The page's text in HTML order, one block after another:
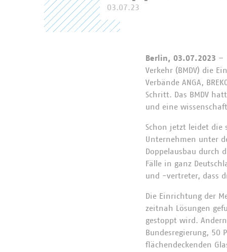
03.07.23
Berlin, 03.07.2023 –
Verkehr (BMDV) die
Verbände ANGA,
Schritt. Das BMDV
und eine
Schon jetzt leidet die
Unternehmen unter
Doppelausbau durch
Fälle in ganz
und -vertreter, dass
Die Einrichtung der
zeitnah Lösungen
gestoppt wird.
Bundesregierung, 50
flächendeckenden